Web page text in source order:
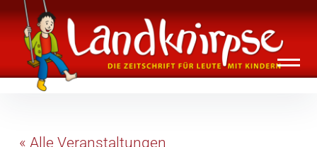
Inhalte
überspringen
Landknirpse – Die Zeitschrift für Leute
mit Kindern
« Alle Veranstaltungen